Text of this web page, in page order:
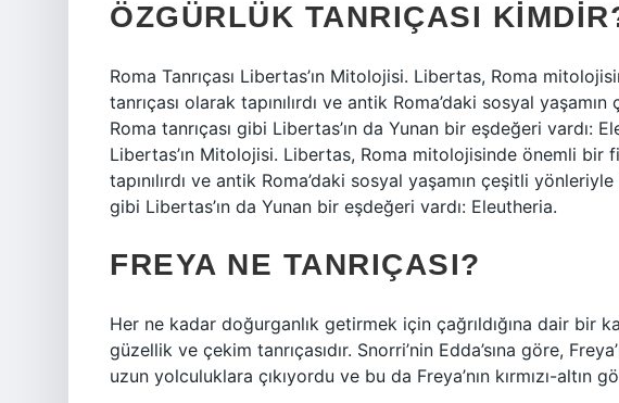
ÖZGÜRLÜK TANRIÇASI
Roma Tanrıçası Libertas’ın Mitolojisi. Libertas, Roma
tanrıçası olarak tapınılırdı ve antik Roma’daki sosyal
Roma tanrıçası gibi Libertas’ın da Yunan bir eşdeğeri vardı:
Libertas’ın Mitolojisi. Libertas, Roma mitolojisinde önemli bir
tapınılırdı ve antik Roma’daki sosyal yaşamın çeşitli
gibi Libertas’ın da Yunan bir eşdeğeri vardı: Eleutheria.
FREYA NE TANRIÇASI?
Her ne kadar doğurganlık getirmek için çağrıldığına dair bir
güzellik ve çekim tanrıçasıdır. Snorri’nin Edda’sına göre,
uzun yolculuklara çıkıyordu ve bu da Freya’nın kırmızı-altın